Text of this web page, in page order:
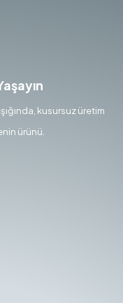
kusursuz üretim
ürünü.